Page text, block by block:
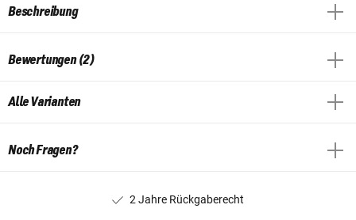
Beschreibung
Bewertungen (2)
Alle Varianten
Noch Fragen?
2 Jahre Rückgaberecht